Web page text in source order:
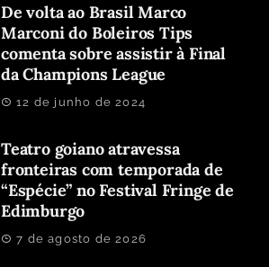
De volta ao Brasil Marco
Marconi do Boleiros Tips
comenta sobre assistir à Final
da Champions League
12 de junho de 2024
Teatro goiano atravessa
fronteiras com temporada de
“Espécie” no Festival Fringe de
Edimburgo
7 de agosto de 2026